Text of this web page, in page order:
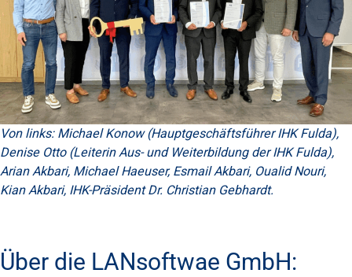
Von links: Michael Konow (Hauptgeschäftsführer IHK Fulda),
Denise Otto (Leiterin Aus- und Weiterbildung der IHK Fulda),
Arian Akbari, Michael Haeuser, Esmail Akbari, Oualid Nouri,
Kian Akbari, IHK-Präsident Dr. Christian Gebhardt.
Über die LANsoftwae GmbH: